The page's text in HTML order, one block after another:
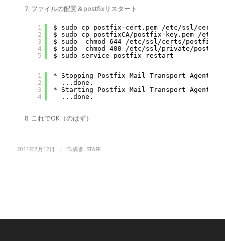
ファイルの配置＆postfixリスタート
1
2
3
4
5
$ sudo cp postfix-cert.pem /etc/ssl/certs/
$ sudo cp postfixCA/postfix-key.pem /etc/
$ sudo  chmod 644 /etc/ssl/certs/postfix-
$ sudo  chmod 400 /etc/ssl/private/postfix-
$ sudo service postfix restart
1
2
3
4
* Stopping Postfix Mail Transport Agent
...done.
* Starting Postfix Mail Transport Agent
...done.
これでOK（のはず）
2011年7月12日 / 作成者: STAFF